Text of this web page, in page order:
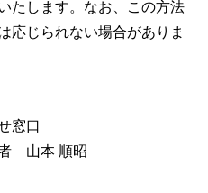
たします。なお、この方法
応じられない場合がありま
窓口
山本 順昭